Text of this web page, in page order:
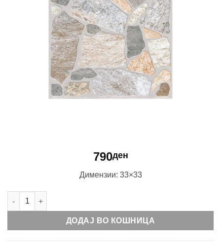
790ден
Димензии: 33×33
Toledo Beige количина
ДОДАЈ ВО КОШНИЦА